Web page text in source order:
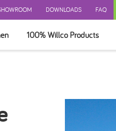
DOWNLOADS FAQ
100% Willco Products